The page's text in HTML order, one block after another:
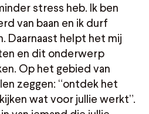
stress heb. Ik ben
van baan en ik durf
Daarnaast helpt het mij
en dit onderwerp
Op het gebied van
zeggen: “ontdek het
wat voor jullie werkt”.